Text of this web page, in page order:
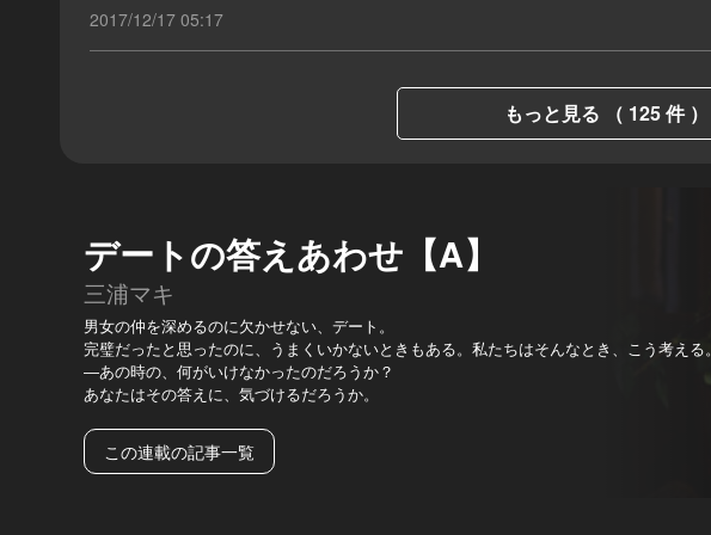
2017/12/17 05:17
もっと見る （ 125 件 ）
デートの答えあわせ【A】
三浦マキ
男女の仲を深めるのに欠かせない、デート。
完璧だったと思ったのに、うまくいかないときもある。私たちはそんなとき、こう考える。
―あの時の、何がいけなかったのだろうか？
あなたはその答えに、気づけるだろうか。
この連載の記事一覧